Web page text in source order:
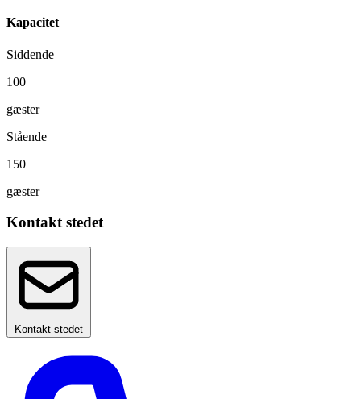
Kapacitet
Siddende
100
gæster
Stående
150
gæster
Kontakt stedet
Kontakt stedet